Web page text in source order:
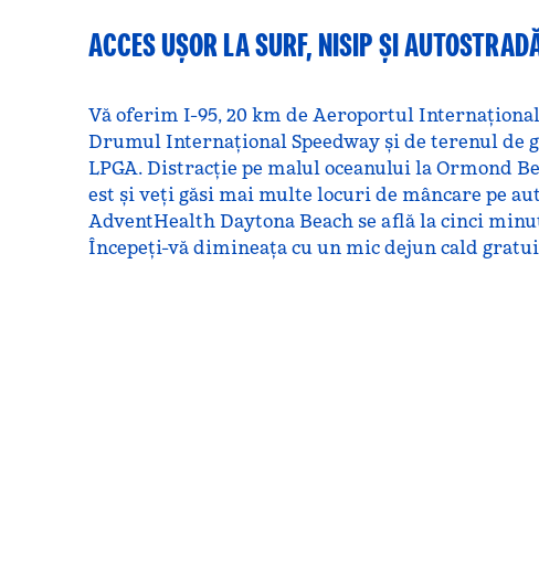
ACCES UȘOR LA SURF, NISIP ȘI
Vă oferim I-95, 20 km de Aeroportul Internațional
Drumul Internațional Speedway și de terenul de
LPGA. Distracție pe malul oceanului la Ormond
est și veți găsi mai multe locuri de mâncare pe
AdventHealth Daytona Beach se află la cinci
Începeți-vă dimineața cu un mic dejun cald